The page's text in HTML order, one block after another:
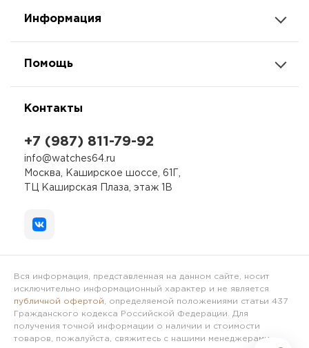
Информация
Помощь
Контакты
+7 (987) 811-79-92
info@watches64.ru
Москва, Каширское шоссе, 61Г,
ТЦ Каширская Плаза, этаж 1В
Вся информация, представленная на данном сайте, носит
исключительно информационный характер и не является
публичной офертой , определяемой положениями статьи 437
Гражданского кодекса Российской Федерации. Для
получения точной информации о наличии и стоимости
товаров, пожалуйста, свяжитесь с нашими менеджерами.